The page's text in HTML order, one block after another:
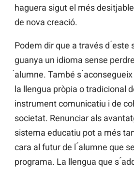
haguera sigut el més
de nova creació.
Podem dir que a través d ́este
guanya un idioma sense
́alumne. També s
la llengua pròpia o tradicional
instrument comunicatiu i de
societat. Renunciar als
sistema educatiu pot a més
cara al futur de l ́alumne que
programa. La llengua que s